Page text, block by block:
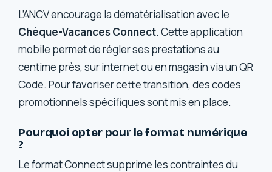
L’ANCV encourage la dématérialisation avec le
Chèque-Vacances Connect. Cette application
mobile permet de régler ses prestations au
centime près, sur internet ou en magasin via un QR
Code. Pour favoriser cette transition, des codes
promotionnels spécifiques sont mis en place.
Pourquoi opter pour le format numérique
?
Le format Connect supprime les contraintes du